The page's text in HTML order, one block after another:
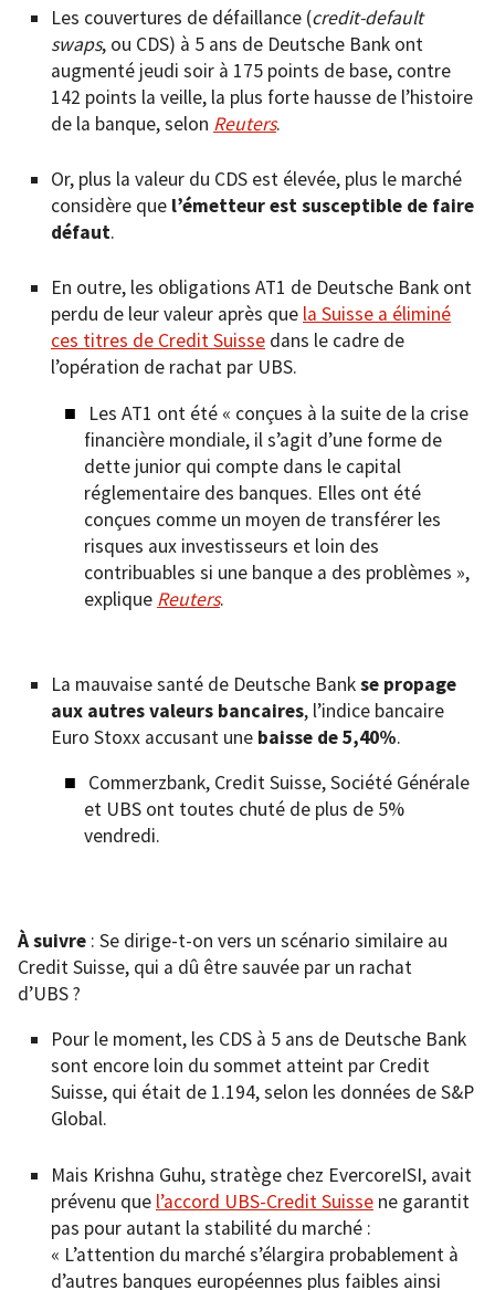
Les couvertures de défaillance (credit-default
swaps, ou CDS) à 5 ans de Deutsche Bank ont
augmenté jeudi soir à 175 points de base, contre
142 points la veille, la plus forte hausse de l’histoire
de la banque, selon Reuters.
Or, plus la valeur du CDS est élevée, plus le marché
considère que l’émetteur est susceptible de faire
défaut.
En outre, les obligations AT1 de Deutsche Bank ont
perdu de leur valeur après que la Suisse a éliminé
ces titres de Credit Suisse dans le cadre de
l’opération de rachat par UBS.
Les AT1 ont été « conçues à la suite de la crise
financière mondiale, il s’agit d’une forme de
dette junior qui compte dans le capital
réglementaire des banques. Elles ont été
conçues comme un moyen de transférer les
risques aux investisseurs et loin des
contribuables si une banque a des problèmes »,
explique Reuters.
La mauvaise santé de Deutsche Bankse propage
aux autres valeurs bancaires, l’indice bancaire
Euro Stoxx accusant une baisse de 5,40%.
Commerzbank, Credit Suisse, Société Générale
et UBS ont toutes chuté de plus de 5%
vendredi.
À suivre : Se dirige-t-on vers un scénario similaire au
Credit Suisse, qui a dû être sauvée par un rachat
d’UBS ?
Pour le moment, les CDS à 5 ans de Deutsche Bank
sont encore loin du sommet atteint par Credit
Suisse, qui était de 1.194, selon les données de S&P
Global.
Mais Krishna Guhu, stratège chez EvercoreISI, avait
prévenu que l’accord UBS-Credit Suisse ne garantit
pas pour autant la stabilité du marché :
« L’attention du marché s’élargira probablement à
d’autres banques européennes plus faibles ainsi